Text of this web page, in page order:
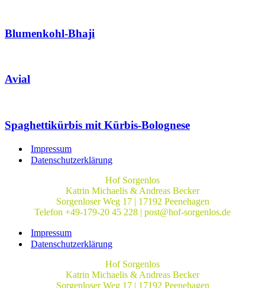
Blumenkohl-Bhaji
Avial
Spaghettikürbis mit Kürbis-Bolognese
Impressum
Datenschutzerklärung
Hof Sorgenlos
Katrin Michaelis & Andreas Becker
Sorgenloser Weg 17 | 17192 Peenehagen
Telefon +49-179-20 45 228 | post@hof-sorgenlos.de
Impressum
Datenschutzerklärung
Hof Sorgenlos
Katrin Michaelis & Andreas Becker
Sorgenloser Weg 17 | 17192 Peenehagen